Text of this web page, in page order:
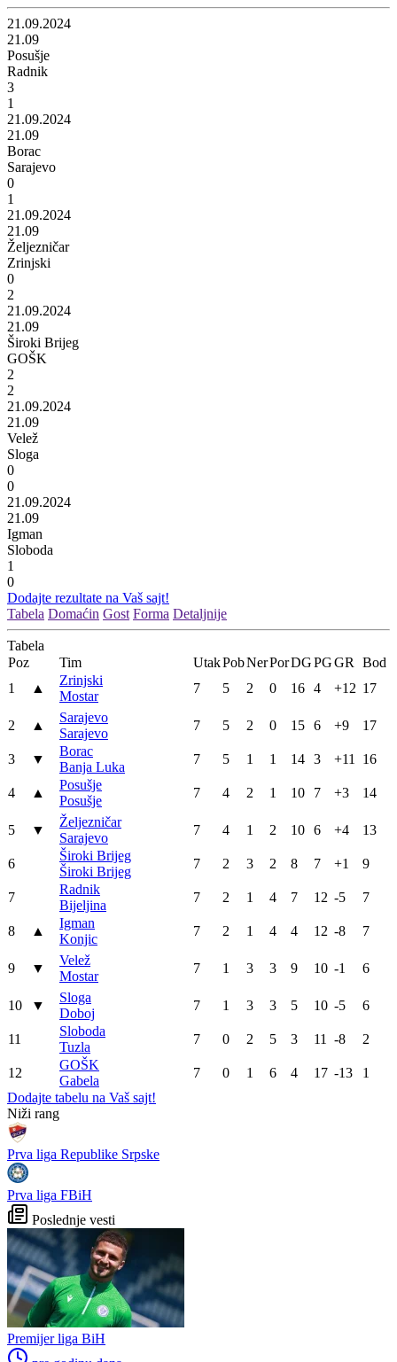
21.09.2024
21.09
Posušje
Radnik
3
1
21.09.2024
21.09
Borac
Sarajevo
0
1
21.09.2024
21.09
Željezničar
Zrinjski
0
2
21.09.2024
21.09
Široki Brijeg
GOŠK
2
2
21.09.2024
21.09
Velež
Sloga
0
0
21.09.2024
21.09
Igman
Sloboda
1
0
Dodajte rezultate na Vaš sajt!
Tabela Domaćin Gost Forma Detaljnije
Tabela
Poz
Tim UtakPobNerPorDGPGGR
Bod
1
▲
Zrinjski
Mostar
7 5 2 0 16 4 +12 17
2 ▲
Sarajevo
Sarajevo
7 5 2 0 15 6 +9 17
3 ▼
Borac
Banja Luka
7 5 1 1 14 3 +11 16
4 ▲
Posušje
Posušje
7 4 2 1 10 7 +3 14
5 ▼
Željezničar
Sarajevo
7 4 1 2 10 6 +4 13
6
Široki Brijeg
Široki Brijeg
7 2 3 2 8 7 +1 9
7
Radnik
Bijeljina
7 2 1 4 7 12 -5 7
8 ▲
Igman
Konjic
7 2 1 4 4 12 -8 7
9 ▼
Velež
Mostar
7 1 3 3 9 10 -1 6
10 ▼
Sloga
Doboj
7 1 3 3 5 10 -5 6
11
Sloboda
Tuzla
7 0 2 5 3 11 -8 2
12
GOŠK
Gabela
7 0 1 6 4 17 -13
1
Dodajte tabelu na Vaš sajt!
WEB PREPORUKE
Novi kaos u američkom
sportu: NBA košarkaš želi
igrati za žensku NBA ligu
Objavljeno koje države
podržavaju Infantina, a koje
traže promjene: HNS odavno
zauzeo stranu